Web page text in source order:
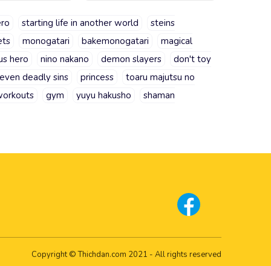
starting life in another world
steins
monogatari bakemonogatari
magical
hero nino nakano demon slayers
don't toy
deadly sins princess
toaru majutsu no
gym yuyu hakusho
shaman
Copyright © Thichdan.com 2021 - All rights reserved